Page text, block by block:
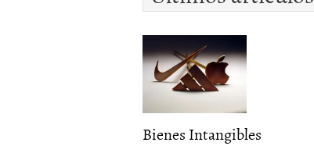
Bienes Intangibles